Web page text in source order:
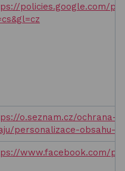
policies.google.com/
o.seznam.cz/ochrana-
personalizace-obsahu-
www.facebook.com/